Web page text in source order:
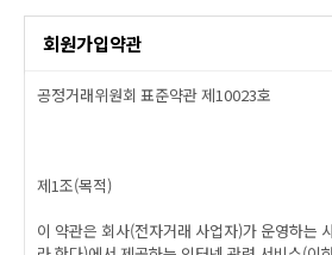
회원가입약관